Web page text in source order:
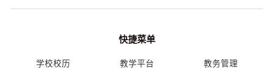
快捷菜单
学校校历 教学平台
教务管理